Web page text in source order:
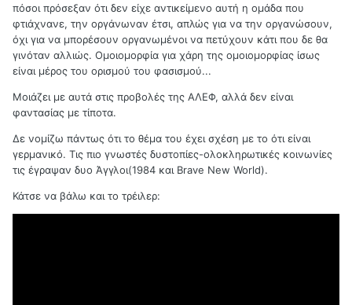
πόσοι πρόσεξαν ότι δεν είχε αντικείμενο αυτή η ομάδα που
φτιάχνανε, την οργάνωναν έτσι, απλώς για να την οργανώσουν,
όχι για να μπορέσουν οργανωμένοι να πετύχουν κάτι που δε θα
γινόταν αλλιώς. Ομοιομορφία για χάρη της ομοιομορφίας ίσως
είναι μέρος του ορισμού του φασισμού...
Μοιάζει με αυτά στις προβολές της ΑΛΕΦ, αλλά δεν είναι
φαντασίας με τίποτα.
Δε νομίζω πάντως ότι το θέμα του έχει σχέση με το ότι είναι
γερμανικό. Τις πιο γνωστές δυστοπίες-ολοκληρωτικές κοινωνίες
τις έγραψαν δυο Άγγλοι(1984 και Brave New World).
Κάτσε να βάλω και το τρέιλερ: